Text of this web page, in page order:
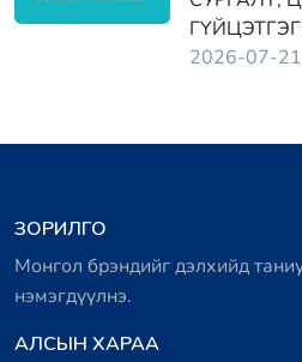
2026-07-21
ЗОРИЛГО
Монгол брэндийг дэлхийд
нэмэгдүүлнэ.
АЛСЫН ХАРАА